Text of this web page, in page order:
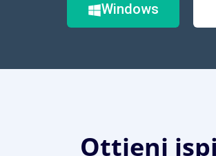
Windows
Ottieni